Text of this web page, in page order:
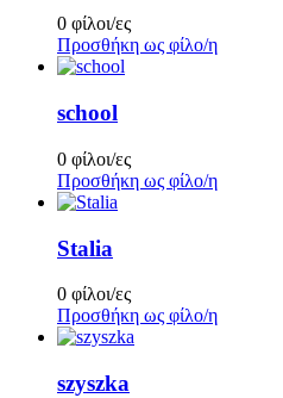
0 φίλοι/ες
Προσθήκη ως φίλο/η
school
0 φίλοι/ες
Προσθήκη ως φίλο/η
Stalia
0 φίλοι/ες
Προσθήκη ως φίλο/η
szyszka